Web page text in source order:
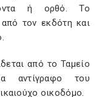
ή ορθό. Το
τον εκδότη και
από το Ταμείο
αντίγραφο του
οικοδόμο.